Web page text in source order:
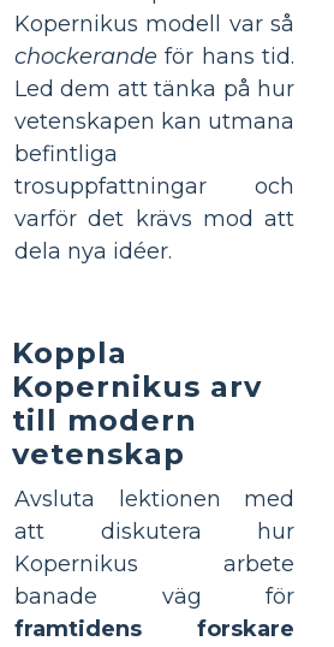
Kopernikus modell var så
chockerande för hans tid.
Led dem att tänka på hur
vetenskapen kan utmana
befintliga
trosuppfattningar och
varför det krävs mod att
dela nya idéer.
Koppla
Kopernikus arv
till modern
vetenskap
Avsluta lektionen med
att diskutera hur
Kopernikus arbete
banade väg för
framtidens forskare